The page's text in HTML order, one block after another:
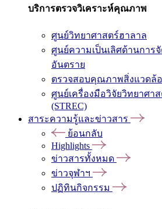
บริการตรวจวิเคราะห์คุณภาพ
ศูนย์วิทยาศาสตร์ฮาลาล
ศูนย์ความเป็นเลิศด้านการ
อันตราย
ตรวจสอบคุณภาพสิ่งแวดล้
ศูนย์เครื่องมือวิจัยวิทยาศา
(STREC)
สาระความรู้และข่าวสาร
ย้อนกลับ
Highlights
ข่าวสารทั้งหมด
ข่าวจุฬาฯ
ปฏิทินกิจกรรม